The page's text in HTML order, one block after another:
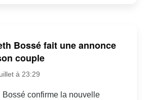
Bossé fait une annonce
couple
à 23:29
confirme la nouvelle